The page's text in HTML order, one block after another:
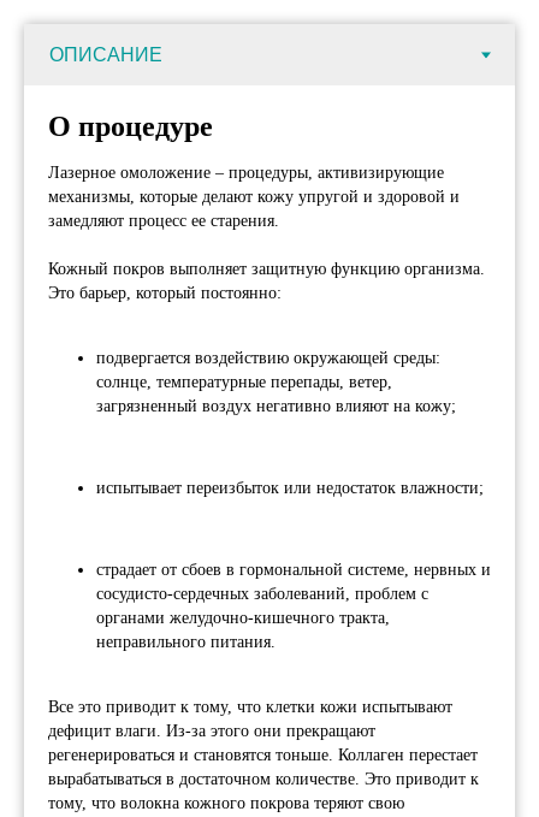
О процедуре
Лазерное омоложение – процедуры, активизирующие
механизмы, которые делают кожу упругой и здоровой и
замедляют процесс ее старения.
Кожный покров выполняет защитную функцию организма.
Это барьер, который постоянно:
подвергается воздействию окружающей среды:
солнце, температурные перепады, ветер,
загрязненный воздух негативно влияют на кожу;
испытывает переизбыток или недостаток влажности;
страдает от сбоев в гормональной системе, нервных и
сосудисто-сердечных заболеваний, проблем с
органами желудочно-кишечного тракта,
неправильного питания.
Все это приводит к тому, что клетки кожи испытывают
дефицит влаги. Из-за этого они прекращают
регенерироваться и становятся тоньше. Коллаген перестает
вырабатываться в достаточном количестве. Это приводит к
тому, что волокна кожного покрова теряют свою